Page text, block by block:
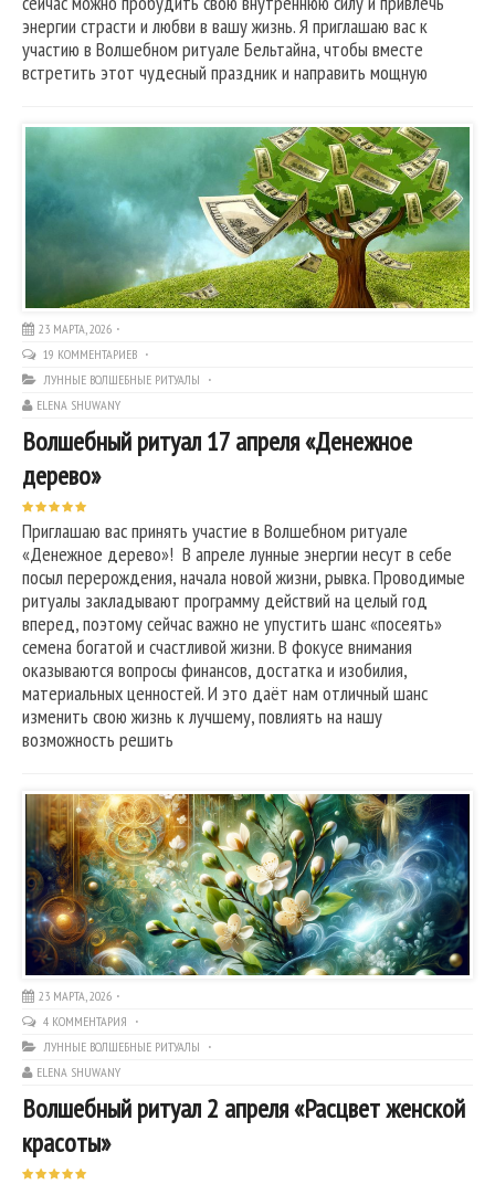
энергии страсти и любви в вашу жизнь. Я приглашаю вас к
участию в Волшебном ритуале Бельтайна, чтобы вместе
встретить этот чудесный праздник и направить мощную
23 МАРТА, 2026
19 КОММЕНТАРИЕВ
ЛУННЫЕ ВОЛШЕБНЫЕ РИТУАЛЫ
ELENA SHUWANY
Волшебный ритуал 17 апреля «Денежное
дерево»
Приглашаю вас принять участие в Волшебном ритуале
«Денежное дерево»! В апреле лунные энергии несут в себе
посыл перерождения, начала новой жизни, рывка. Проводимые
ритуалы закладывают программу действий на целый год
вперед, поэтому сейчас важно не упустить шанс «посеять»
семена богатой и счастливой жизни. В фокусе внимания
оказываются вопросы финансов, достатка и изобилия,
материальных ценностей. И это даёт нам отличный шанс
изменить свою жизнь к лучшему, повлиять на нашу
возможность решить
23 МАРТА, 2026
4 КОММЕНТАРИЯ
ЛУННЫЕ ВОЛШЕБНЫЕ РИТУАЛЫ
ELENA SHUWANY
Волшебный ритуал 2 апреля «Расцвет женской
красоты»